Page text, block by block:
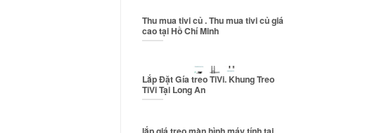
Thu mua tivi củ . Thu mua tivi củ giá
cao tại Hồ Chí Minh
Lắp Đặt Gía treo TiVi. Khung Treo
TiVi Tại Long An